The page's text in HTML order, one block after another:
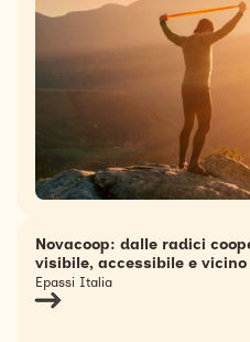
Novacoop: dalle radici
visibile, accessibile e
Epassi Italia